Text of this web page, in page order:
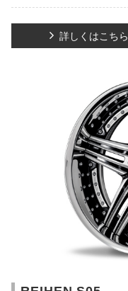
詳しくはこちら